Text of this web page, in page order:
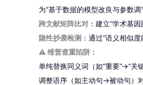
常见问题
公司介绍
关于我们
为“基于数据的模型改良与参数调
跨文献矩阵比对 ：建立“学术基
隐性抄袭检测 ：通过“语义相似
⚠️ 维普查重陷阱 ：
单纯替换同义词（如“重要”→“关
调整语序（如主动句→被动句）